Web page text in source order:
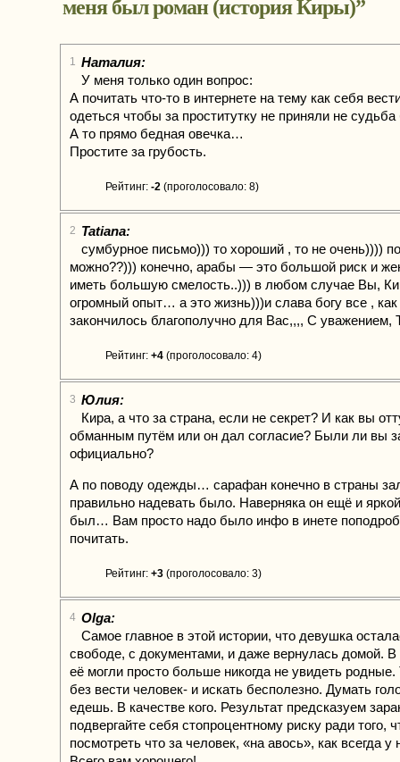
меня был роман (история Киры)”
1 Наталия:
У меня только один вопрос:
А почитать что-то в интернете на тему как себя
одеться чтобы за проститутку не приняли не
А то прямо бедная овечка…
Простите за грубость.
Рейтинг: -2 (проголосовало: 8)
2 Tatiana:
сумбурное письмо))) то хороший , то не очень))))
можно??))) конечно, арабы — это большой риск и
иметь большую смелость..))) в любом случае Вы,
огромный опыт… а это жизнь)))и слава богу все ,
закончилось благополучно для Вас,,,, С уважением,
Рейтинг: +4 (проголосовало: 4)
3 Юлия:
Кира, а что за страна, если не секрет? И как вы
обманным путём или он дал согласие? Были ли вы
официально?
А по поводу одежды… сарафан конечно в страны
правильно надевать было. Наверняка он ещё и
был… Вам просто надо было инфо в инете
почитать.
Рейтинг: +3 (проголосовало: 3)
4 Olga:
Самое главное в этой истории, что девушка
свободе, с документами, и даже вернулась домой. В
её могли просто больше никогда не увидеть родные.
без вести человек- и искать бесполезно. Думать
едешь. В качестве кого. Результат предсказуем
подвергайте себя стопроцентному риску ради того,
посмотреть что за человек, «на авось», как всегда у